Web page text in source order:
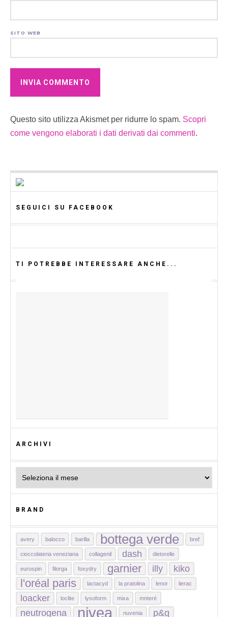
SITO WEB
Questo sito utilizza Akismet per ridurre lo spam. Scopri
come vengono elaborati i dati derivati dai commenti.
SEGUICI SU FACEBOOK
TI POTREBBE INTERESSARE ANCHE...
ARCHIVI
BRAND
avery balocco barilla bottega verde bref
cioccolateria veneziana collagenil dash dietorelle
eurospin filorga foxydry garnier illy kiko
l'oréal paris lactacyd la pratolina lenor lierac
loacker loclite lysoform mixa mnteré
neutrogena nivea nuvenia p&g